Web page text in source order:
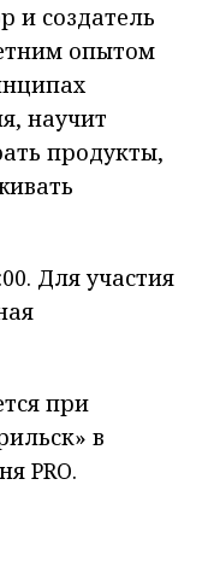
и создатель
опытом
научит
продукты,
Для участия
при
в
PRO.